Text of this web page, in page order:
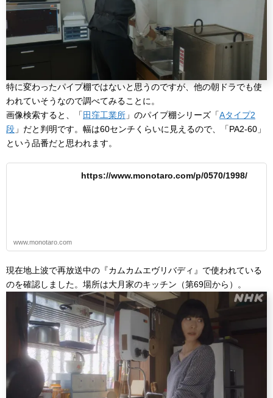
特に変わったパイプ棚ではないと思うのですが、他の朝ドラでも使
われていそうなので調べてみることに。
画像検索すると、「 田窪工業所 」のパイプ棚シリーズ「Aタイプ2
段 」だと判明です。幅は60センチくらいに見えるので、「PA2-60」
という品番だと思われます。
https://www.monotaro.com/p/0570/1998/
www.monotaro.com
現在地上波で再放送中の『カムカムエヴリバディ』で使われている
のを確認しました。場所は大月家のキッチン（第69回から）。